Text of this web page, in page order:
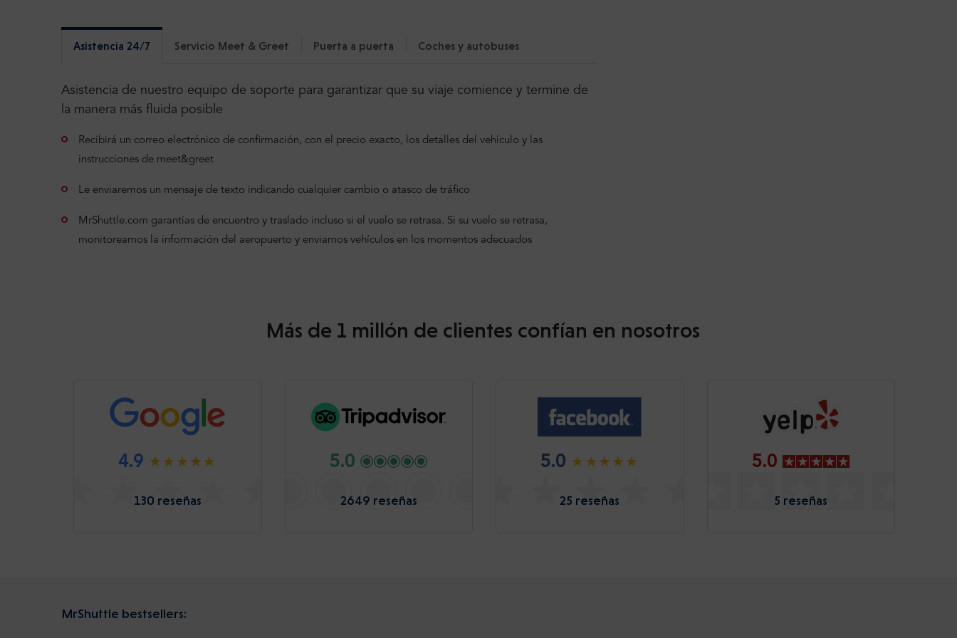
Asistencia 24/7 Servicio Meet & Greet Puerta a puerta Coches y autobuses
Asistencia de nuestro equipo de soporte para garantizar que su viaje comience y termine de
la manera más fluida posible
Recibirá un correo electrónico de confirmación, con el precio exacto, los detalles del vehículo y las
instrucciones de meet&greet
Le enviaremos un mensaje de texto indicando cualquier cambio o atasco de tráfico
MrShuttle.com garantías de encuentro y traslado incluso si el vuelo se retrasa. Si su vuelo se retrasa,
monitoreamos la información del aeropuerto y enviamos vehículos en los momentos adecuados
Más de 1 millón de clientes confían en nosotros
4.9
130 reseñas
5.0
2649 reseñas
5.0
25 reseñas
5.0
5 reseñas
MrShuttle bestsellers: